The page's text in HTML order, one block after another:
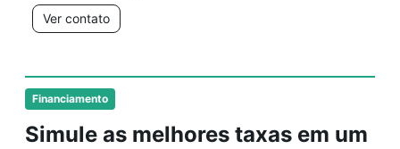
Financiamento
Simule as melhores taxas em um
Ver contato